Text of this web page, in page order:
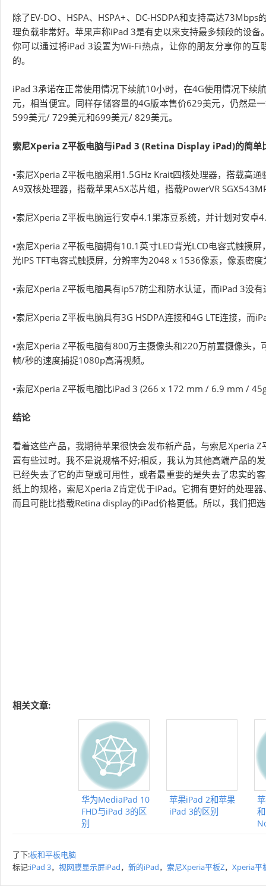
除了EV-DO、HSPA、HSPA+、DC-HSDPA和支持高达
理负载非常好。苹果声称iPad 3是有史以来支持最多频段的设
你可以通过将iPad 3设置为Wi-Fi热点，让你的朋友分享你的
的。
iPad 3承诺在正常使用情况下续航10小时，在4G使用情况下
元，相当便宜。同样存储容量的4G版本售价629美元，仍然是
599美元/ 729美元和699美元/ 829美元。
索尼Xperia Z平板电脑与iPad 3 (Retina Display iPad)的简单
•索尼Xperia Z平板电脑采用1.5GHz Krait四核处理器，搭载高
A9双核处理器，搭载苹果A5X芯片组，搭载PowerVR
•索尼Xperia Z平板电脑运行安卓4.1果冻豆系统，并计划对安
•索尼Xperia Z平板电脑拥有10.1英寸LED背光LCD电容式触摸
光IPS TFT电容式触摸屏，分辨率为2048 x 1536像素，像素密
•索尼Xperia Z平板电脑具有ip57防尘和防水认证，而iPad 3没有
•索尼Xperia Z平板电脑具有3G HSDPA连接和4G LTE连接，而
•索尼Xperia Z平板电脑有800万主摄像头和220万前置摄像头
帧/秒的速度捕捉1080p高清视频。
•索尼Xperia Z平板电脑比iPad 3 (266 x 172 mm / 6.9 mm /
结论
看着这些产品，我期待苹果很快会发布新产品，与索尼Xperia
置有些过时。我不是说规格不好;相反，我认为其他高端产品的
已经失去了它的声望或可用性，或者最重要的是失去了忠实的
纸上的规格，索尼Xperia Z肯定优于iPad。它拥有更好的处理
而且可能比搭载Retina display的iPad价格更低。所以，我们把
相关文章:
华为MediaPad 10
FHD与iPad 3的区
别
苹果iPad 2和苹果
iPad 3的区别
了下:板和平板电脑
标记:iPad 3， 视网膜显示屏iPad， 新的iPad， 索尼Xperia平板Z， Xperia平